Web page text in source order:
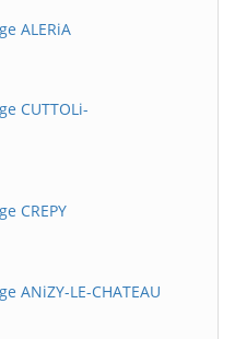
ALERiA
CUTTOLi-
CREPY
ANiZY-LE-CHATEAU